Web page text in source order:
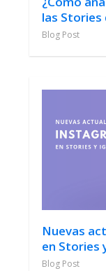
las Stories
Blog Post
Nuevas
en Stories
Blog Post